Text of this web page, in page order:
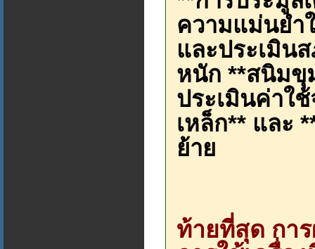
ความแม่นยำ
และประเมิน
หนัก **สนิมขุ
ประเมินค่าใ
เหล็ก** และ
ย้าย
ท้ายที่สุด กา